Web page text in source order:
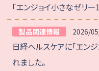
「エンジョイ小さなゼリ
製品関連情報 2026/
日経ヘルスケアに「エン
れました。